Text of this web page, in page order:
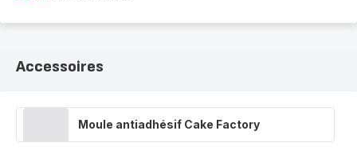
Accessoires
Moule antiadhésif Cake Factory